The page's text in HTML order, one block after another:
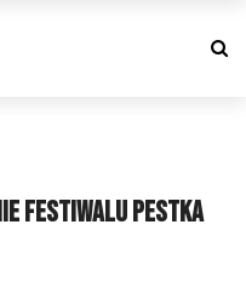
festiwalu Pestka